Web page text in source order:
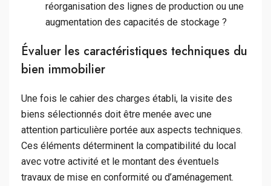
réorganisation des lignes de production ou une
augmentation des capacités de stockage ?
Évaluer les caractéristiques techniques du
bien immobilier
Une fois le cahier des charges établi, la visite des
biens sélectionnés doit être menée avec une
attention particulière portée aux aspects techniques.
Ces éléments déterminent la compatibilité du local
avec votre activité et le montant des éventuels
travaux de mise en conformité ou d’aménagement.